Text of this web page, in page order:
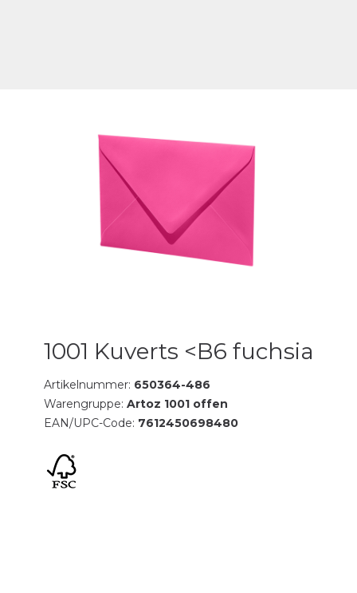
1001 Kuverts <B6 fuchsia
Artikelnummer: 650364-486
Warengruppe: Artoz 1001 offen
EAN/UPC-Code: 7612450698480